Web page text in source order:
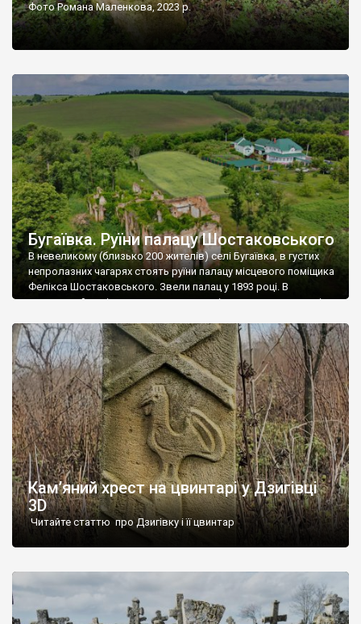
Фото Романа Маленкова, 2023 р.
Бугаївка. Руїни палацу Шостаковського
В невеликому (близько 200 жителів) селі Бугаївка, в густих
непролазних чагарях стоять руїни палацу місцевого поміщика
Фелікса Шостаковського. Звели палац у 1893 році. В
радянський період у ньому спочатку містилася школа, потім
століття тут розмістили туберкульозну лікарню. Коли із
палацу виїхала лікарня – ми точно не […]
Кам’яний хрест на цвинтарі у Дзигівці
3D
Читайте статтю про Дзигівку і її цвинтар